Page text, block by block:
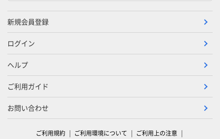
新規会員登録
ログイン
ヘルプ
ご利用ガイド
お問い合わせ
ご利用規約 ご利用環境について ご利用上の注意